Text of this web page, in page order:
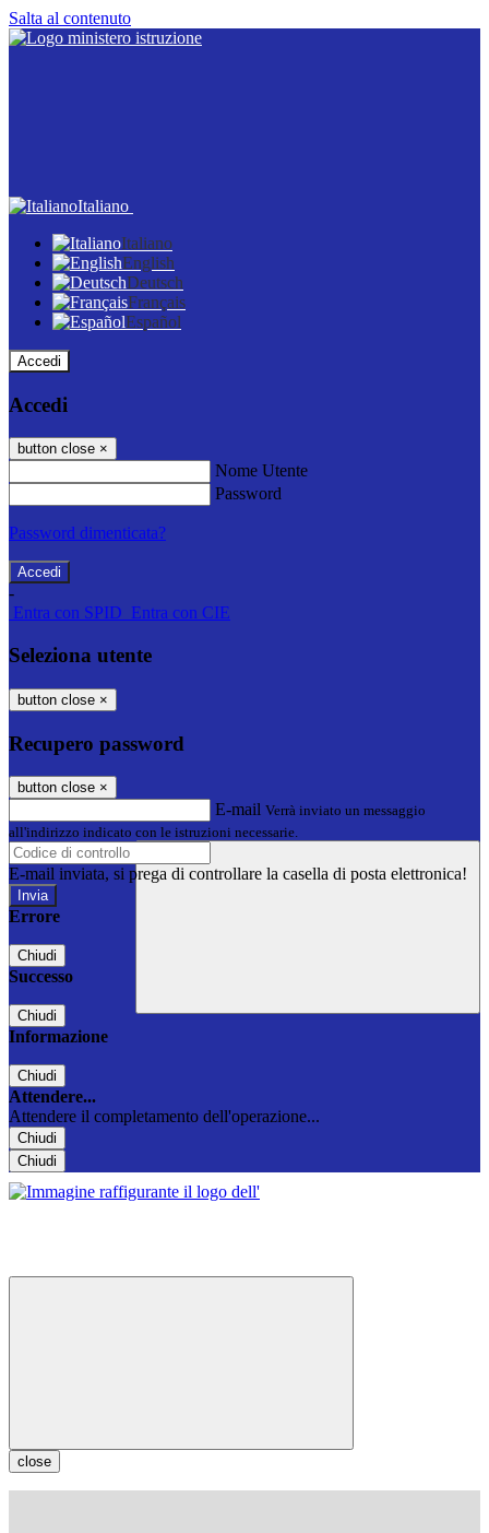
Salta al contenuto
Italiano
Italiano
English
Deutsch
Français
Español
Accedi
Accedi
button close ×
Nome Utente
Password
Password dimenticata?
-
Entra con SPID Entra con CIE
Seleziona utente
button close ×
Recupero password
button close ×
E-mail Verrà inviato un messaggio
all'indirizzo indicato con le istruzioni necessarie.
E-mail inviata, si prega di controllare la casella di posta elettronica!
Errore
Chiudi
Successo
Chiudi
Informazione
Chiudi
Attendere...
Attendere il completamento dell'operazione...
Chiudi
Chiudi
close